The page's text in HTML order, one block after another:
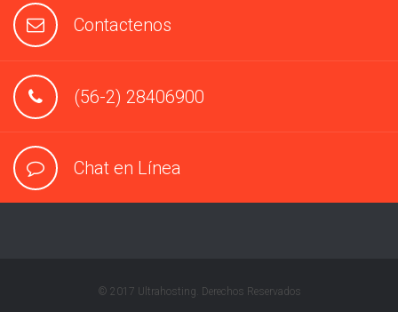
Contactenos
(56-2) 28406900
Chat en Línea
© 2017 Ultrahosting. Derechos Reservados